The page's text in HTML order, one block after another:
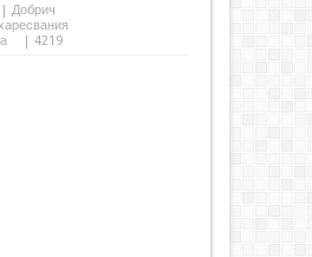
| Добрич
| 4219